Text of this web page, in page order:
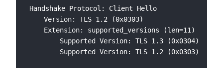
Handshake Protocol: Client Hello
    Version: TLS 1.2 (0x0303)
    Extension: supported_versions (len=11)
        Supported Version: TLS 1.3 (0x0304)
        Supported Version: TLS 1.2 (0x0303)